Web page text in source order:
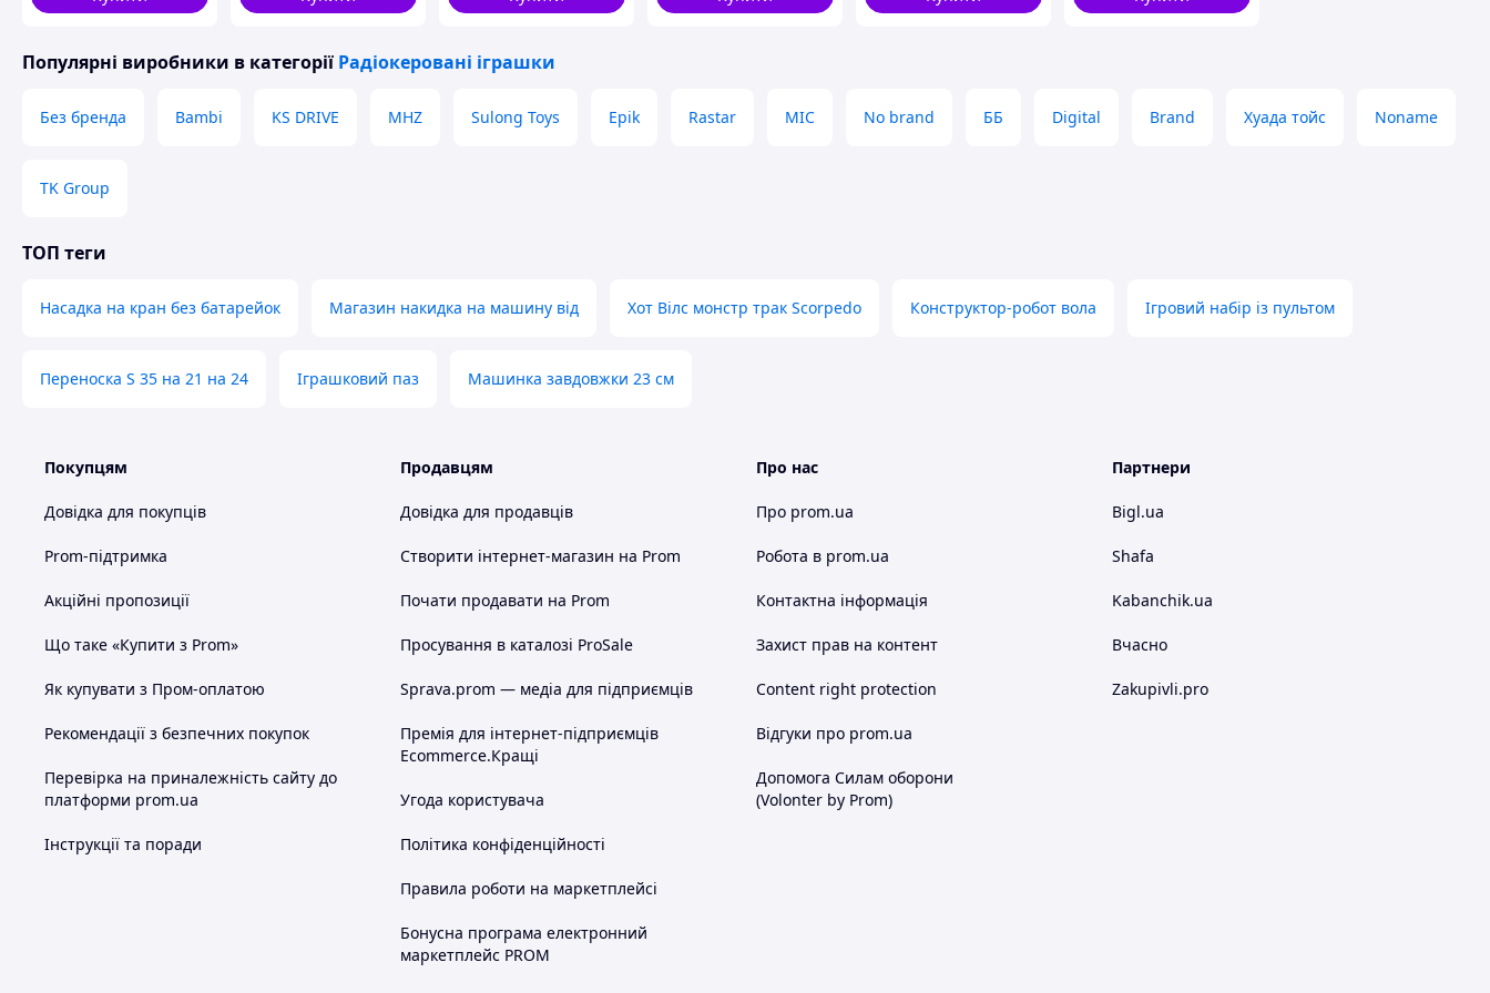
Радіокерована
14-11,
Популярні виробники в категорії Радіокеровані іграшки
Без бренда Bambi KS DRIVE MHZ Sulong Toys Epik Rastar MIC No brand ББ Digital Brand Хуада тойс Noname
TK Group
ТОП теги
Насадка на кран без батарейок Магазин накидка на машину від Хот Вілс монстр трак Scorpedo Конструктор-робот вола Ігровий набір із пультом
Переноска S 35 на 21 на 24 Іграшковий паз Машинка завдовжки 23 см
Покупцям
Довідка для покупців
Prom-підтримка
Акційні пропозиції
Що таке «Купити з Prom»
Як купувати з Пром-оплатою
Рекомендації з безпечних покупок
Перевірка на приналежність сайту до
платформи prom.ua
Інструкції та поради
Продавцям
Довідка для продавців
Створити інтернет-магазин на Prom
Почати продавати на Prom
Просування в каталозі ProSale
Sprava.prom — медіа для підприємців
Премія для інтернет-підприємців
Ecommerce.Кращі
Угода користувача
Політика конфіденційності
Правила роботи на маркетплейсі
Бонусна програма електронний
маркетплейс PROM
Про нас
Про prom.ua
Робота в prom.ua
Контактна інформація
Захист прав на контент
Content right protection
Відгуки про prom.ua
Допомога Силам оборони
(Volonter by Prom)
Партнери
Bigl.ua
Shafa
Kabanchik.ua
Вчасно
Zakupivli.pro